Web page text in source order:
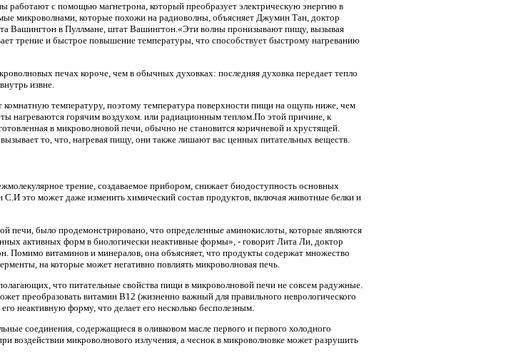
работают с помощью магнетрона, который преобразует электрическую энергию в
микроволнами, которые похожи на радиоволны, объясняет Джумин Тан, доктор
Вашингтон в Пуллмане, штат Вашингтон.«Эти волны пронизывают пищу, вызывая
трение и быстрое повышение температуры, что способствует быстрому нагреванию
печах короче, чем в обычных духовках: последняя духовка передает тепло
извне.
температуру, поэтому температура поверхности пищи на ощупь ниже, чем
нагреваются горячим воздухом. или радиационным теплом.По этой причине, к
в микроволновой печи, обычно не становится коричневой и хрустящей.
то, что, нагревая пищу, они также лишают вас ценных питательных веществ.
трение, создаваемое прибором, снижает биодоступность основных
это может даже изменить химический состав продуктов, включая животные белки и
печи, было продемонстрировано, что определенные аминокислоты, которые являются
активных форм в биологически неактивные формы», - говорит Лита Ли, доктор
Помимо витаминов и минералов, она объясняет, что продукты содержат множество
на которые может негативно повлиять микроволновая печь.
что питательные свойства пищи в микроволновой печи не совсем радужные.
преобразовать витамин B12 (жизненно важный для правильного неврологического
неактивную форму, что делает его несколько бесполезным.
соединения, содержащиеся в оливковом масле первого и первого холодного
воздействии микроволнового излучения, а чеснок в микроволновке может разрушить